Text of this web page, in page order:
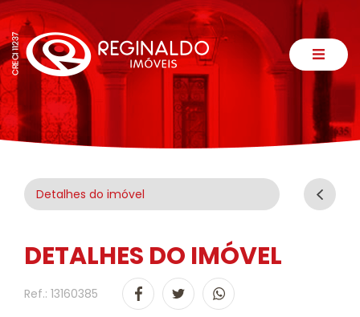
Detalhes do imóvel
DETALHES DO IMÓVEL
Ref.: 13160385